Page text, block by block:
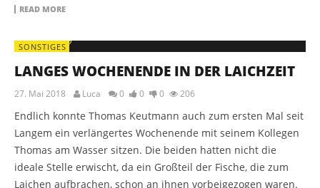
READ MORE
SONSTIGES
LANGES WOCHENENDE IN DER LAICHZEIT
27. Mai 2018 Luca 0 0 0 206
Endlich konnte Thomas Keutmann auch zum ersten Mal seit
Langem ein verlängertes Wochenende mit seinem Kollegen
Thomas am Wasser sitzen. Die beiden hatten nicht die
ideale Stelle erwischt, da ein Großteil der Fische, die zum
Laichen aufbrachen, schon an ihnen vorbeigezogen waren.